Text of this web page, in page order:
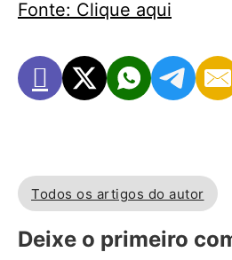
Fonte: Clique aqui
Todos os artigos do autor
Deixe o primeiro